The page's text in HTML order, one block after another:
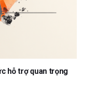
hỗ trợ quan trọng